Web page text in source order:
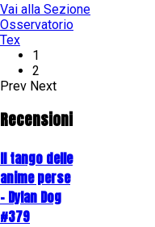
Vai alla Sezione
Osservatorio
Tex
1
2
Prev Next
Recensioni
Il tango delle
anime perse
- Dylan Dog
#379